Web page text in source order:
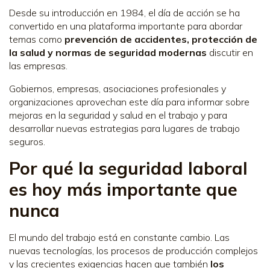
Desde su introducción en 1984, el día de acción se ha
convertido en una plataforma importante para abordar
temas como prevención de accidentes, protección de
la salud y normas de seguridad modernas discutir en
las empresas.
Gobiernos, empresas, asociaciones profesionales y
organizaciones aprovechan este día para informar sobre
mejoras en la seguridad y salud en el trabajo y para
desarrollar nuevas estrategias para lugares de trabajo
seguros.
Por qué la seguridad laboral
es hoy más importante que
nunca
El mundo del trabajo está en constante cambio. Las
nuevas tecnologías, los procesos de producción complejos
y las crecientes exigencias hacen que también los